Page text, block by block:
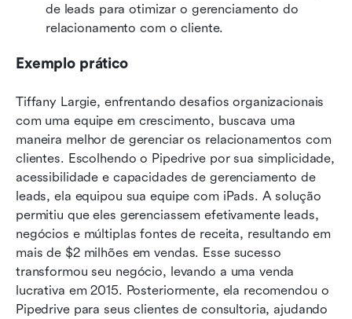
de leads para otimizar o gerenciamento do
relacionamento com o cliente.
Exemplo prático
Tiffany Largie, enfrentando desafios organizacionais
com uma equipe em crescimento, buscava uma
maneira melhor de gerenciar os relacionamentos com
clientes. Escolhendo o Pipedrive por sua simplicidade,
acessibilidade e capacidades de gerenciamento de
leads, ela equipou sua equipe com iPads. A solução
permitiu que eles gerenciassem efetivamente leads,
negócios e múltiplas fontes de receita, resultando em
mais de $2 milhões em vendas. Esse sucesso
transformou seu negócio, levando a uma venda
lucrativa em 2015. Posteriormente, ela recomendou o
Pipedrive para seus clientes de consultoria, ajudando